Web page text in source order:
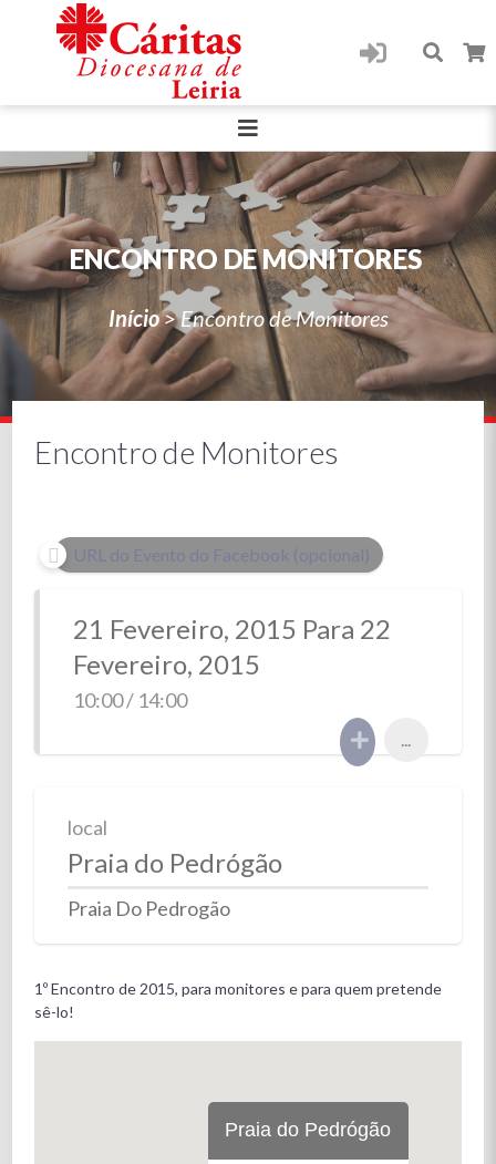
ENCONTRO DE MONITORES
Início>Encontro de Monitores
Encontro de Monitores
URL do Evento do Facebook (opcional)
21 Fevereiro, 2015 Para 22
Fevereiro, 2015
10:00 / 14:00
...
local
Praia do Pedrógão
Praia Do Pedrogão
1º Encontro de 2015, para monitores e para quem pretende
sê-lo!
Praia do Pedrógão